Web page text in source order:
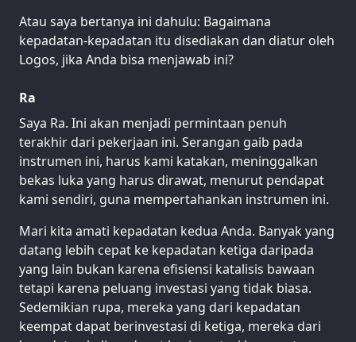
Atau saya bertanya ini dahulu: Bagaimana
kepadatan-kepadatan itu disediakan dan diatur oleh
Logos, jika Anda bisa menjawab ini?
Ra
Saya Ra. Ini akan menjadi permintaan penuh
terakhir dari pekerjaan ini. Serangan gaib pada
instrumen ini, harus kami katakan, meninggalkan
bekas luka yang harus dirawat, menurut pendapat
kami sendiri, guna mempertahankan instrumen ini.
Mari kita amati kepadatan kedua Anda. Banyak yang
datang lebih cepat ke kepadatan ketiga daripada
yang lain bukan karena efisiensi katalisis bawaan
tetapi karena peluang investasi yang tidak biasa.
Sedemikian rupa, mereka yang dari kepadatan
keempat dapat berinvestasi di ketiga, mereka dari